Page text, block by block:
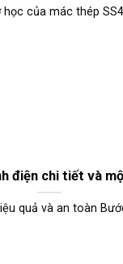
của mác thép
điện chi tiết và
quả và an toàn